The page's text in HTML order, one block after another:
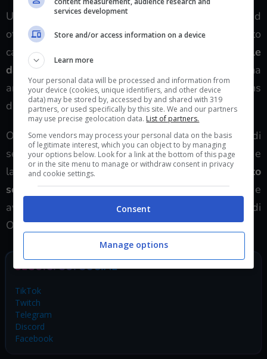
Ubisoft lancerà Assassin’s Creed Odyssey ad
ottobre perPlayStation 4, PC e Xbox One
. Questo
capitolo sarà ancora
legato alla serie principale
dalla lore
, come hanno spiegato gli sviluppatori, ma
andrà a potenziare le meccaniche viste in Origins
divenendo a tutti gli effetti un action-RPG.
Odyssey introduce anche la possibilità di
selezionare un protagonista maschile o femminile e
la possibilità discegliere il proprio orientamento
sessuale. Inoltre, le quest saranno molte di più e
avranno una maggiore varietà rispetto a quelle di
Origins.
SEGUICI SUI SOCIAL
TikTok
Twitch
Telegram
Discord
Facebook
services development
Store and/or access information on a device
Learn more
Your personal data will be processed and information from
your device (cookies, unique identifiers, and other device
data) may be stored by, accessed by and shared with 319
partners, or used specifically by this site. We and our partners
may use precise geolocation data. List of partners.
Some vendors may process your personal data on the basis
of legitimate interest, which you can object to by managing
your options below. Look for a link at the bottom of this page
or in the site menu to manage or withdraw consent in privacy
and cookie settings.
Consent
Manage options